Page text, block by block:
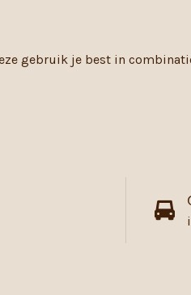
gebruik je best in